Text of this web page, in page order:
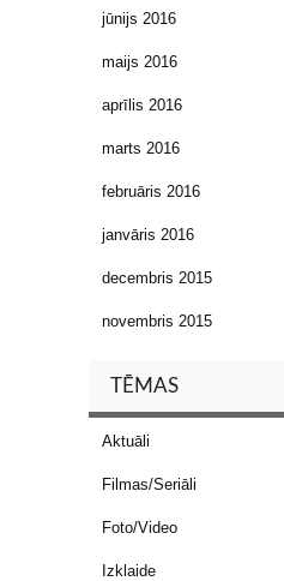
jūnijs 2016
maijs 2016
aprīlis 2016
marts 2016
februāris 2016
janvāris 2016
decembris 2015
novembris 2015
TĒMAS
Aktuāli
Filmas/Seriāli
Foto/Video
Izklaide